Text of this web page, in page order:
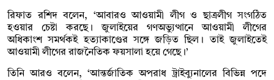
রিফাত রশিদ বলেন, ‘আবারও আওয়ামী লীগ ও ছাত্রলীগ সংগঠিত
হওয়ার চেষ্টা করছে। জুলাইয়ের গণঅভ্যুত্থানে আওয়ামী লীগের
অধিকাংশ সমর্থকই হত্যাকাণ্ডের সঙ্গে জড়িত ছিল। তাই জুলাইতেই
আওয়ামী লীগের রাজনৈতিক ফয়সালা হয়ে গেছে।’
তিনি আরও বলেন, ‘আন্তর্জাতিক অপরাধ ট্রাইব্যুনালের বিভিন্ন পদে